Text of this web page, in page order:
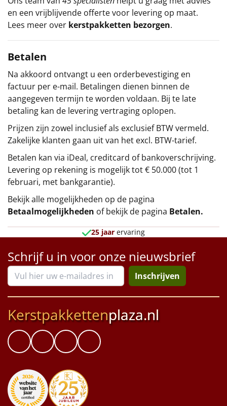
en een vrijblijvende offerte voor levering op maat.
Lees meer over kerstpakketten bezorgen.
Betalen
Na akkoord ontvangt u een orderbevestiging en
factuur per e-mail. Betalingen dienen binnen de
aangegeven termijn te worden voldaan. Bij te late
betaling kan de levering vertraging oplopen.
Prijzen zijn zowel inclusief als exclusief BTW vermeld.
Zakelijke klanten gaan uit van het excl. BTW-tarief.
Betalen kan via iDeal, creditcard of bankoverschrijving.
Levering op rekening is mogelijk tot € 50.000 (tot 1
februari, met bankgarantie).
Bekijk alle mogelijkheden op de pagina
Betaalmogelijkheden of bekijk de pagina Betalen.
25 jaar ervaring
Schrijf u in voor onze nieuwsbrief
Inschrijven
Kerstpakkettenplaza.nl